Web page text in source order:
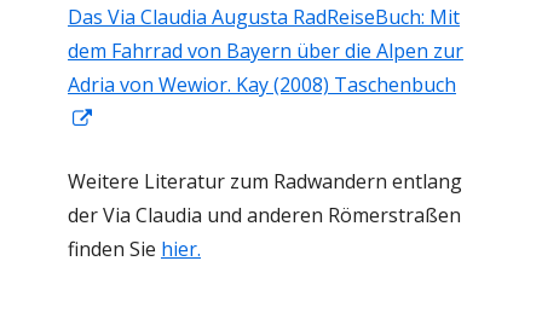
Das Via Claudia Augusta RadReiseBuch: Mit
dem Fahrrad von Bayern über die Alpen zur
Adria von Wewior. Kay (2008) Taschenbuch
n
e
u
Weitere Literatur zum Radwandern entlang
der Via Claudia und anderen Römerstraßen
finden Sie hier.